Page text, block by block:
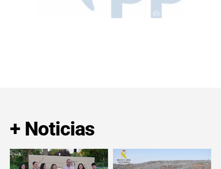
+ Noticias